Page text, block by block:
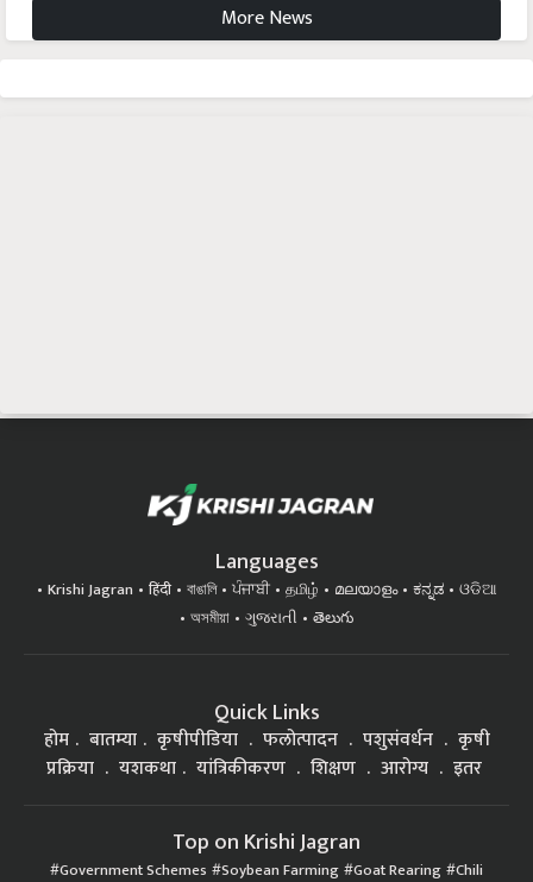
More News
Languages
Krishi Jagran हिंदी বাঙালি ਪੰਜਾਬੀ தமிழ் മലയാളം ಕನ್ನಡ
ଓଡିଆ
অসমীয়া
ગુજરાતી తెలుగు
Quick Links
होम बातम्या कृषीपीडिया फलोत्पादन पशुसंवर्धन
कृषी
प्रक्रिया
यशकथा यांत्रिकीकरण शिक्षण आरोग्य इतर
Top on Krishi Jagran
Government Schemes Soybean Farming Goat Rearing Chili